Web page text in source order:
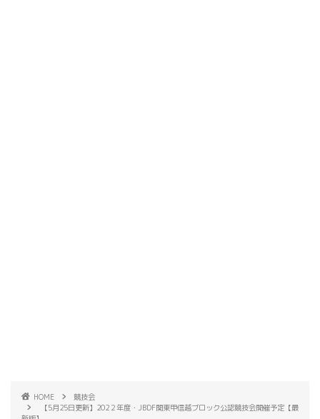
HOME
競技会
【5月25日更新】202２年度・JBDF関東甲信越ブロック公認競技会開催予定【最